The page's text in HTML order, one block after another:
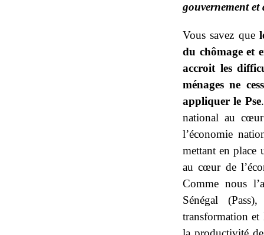
gouvernement et
Vous savez que
du chômage et
accroit les
ménages ne
appliquer le Pse
national au cœur
l’économie
mettant en place
au cœur de
Comme nous
Sénégal
transformation et